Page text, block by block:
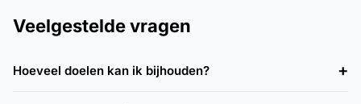
Veelgestelde vragen
Hoeveel doelen kan ik bijhouden?